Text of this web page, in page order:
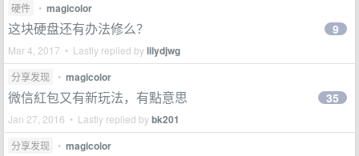
硬件 • magicolor
这块硬盘还有办法修么？
Mar 4, 2017 • Lastly replied bylilydjwg
9
分享发现 • magicolor
微信紅包又有新玩法，有點意思
Jan 27, 2016 • Lastly replied bybk201
35
分享发现 • magicolor